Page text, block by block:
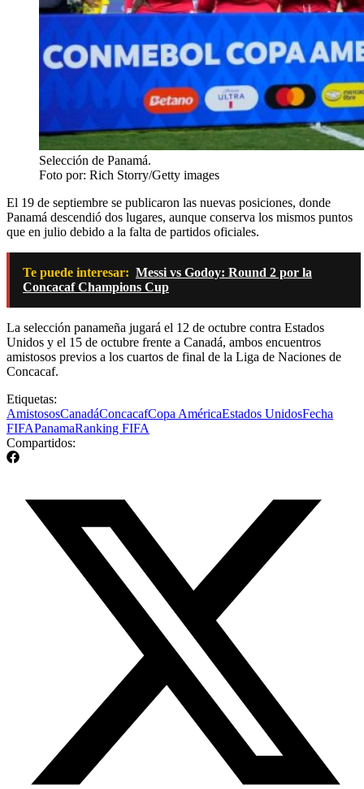
Selección de Panamá.
Foto por: Rich Storry/Getty images
El 19 de septiembre se publicaron las nuevas posiciones, donde
Panamá descendió dos lugares, aunque conserva los mismos puntos
que en julio debido a la falta de partidos oficiales.
Te puede interesar: Messi vs Godoy: Round 2 por la
Concacaf Champions Cup
La selección panameña jugará el 12 de octubre contra Estados
Unidos y el 15 de octubre frente a Canadá, ambos encuentros
amistosos previos a los cuartos de final de la Liga de Naciones de
Concacaf.
Etiquetas:
AmistososCanadáConcacafCopa AméricaEstados UnidosFecha
FIFAPanamaRanking FIFA
Compartidos: